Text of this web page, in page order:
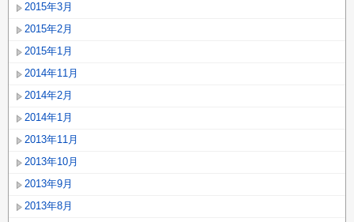
2015年3月
2015年2月
2015年1月
2014年11月
2014年2月
2014年1月
2013年11月
2013年10月
2013年9月
2013年8月